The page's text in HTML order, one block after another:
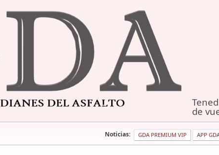
de
Noticias: GDA PREMIUM VIP APP